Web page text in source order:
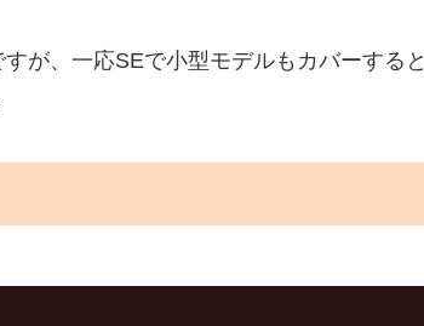
が、一応SEで小型モデルもカバーすると